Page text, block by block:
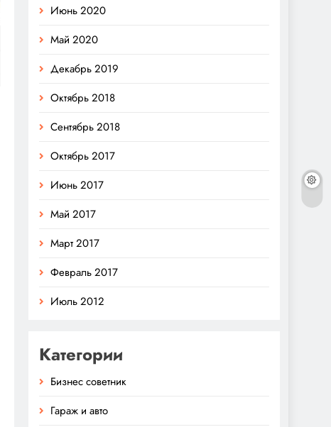
Июнь 2020
Май 2020
Декабрь 2019
Октябрь 2018
Сентябрь 2018
Октябрь 2017
Июнь 2017
Май 2017
Март 2017
Февраль 2017
Июль 2012
Категории
Бизнес советник
Гараж и авто